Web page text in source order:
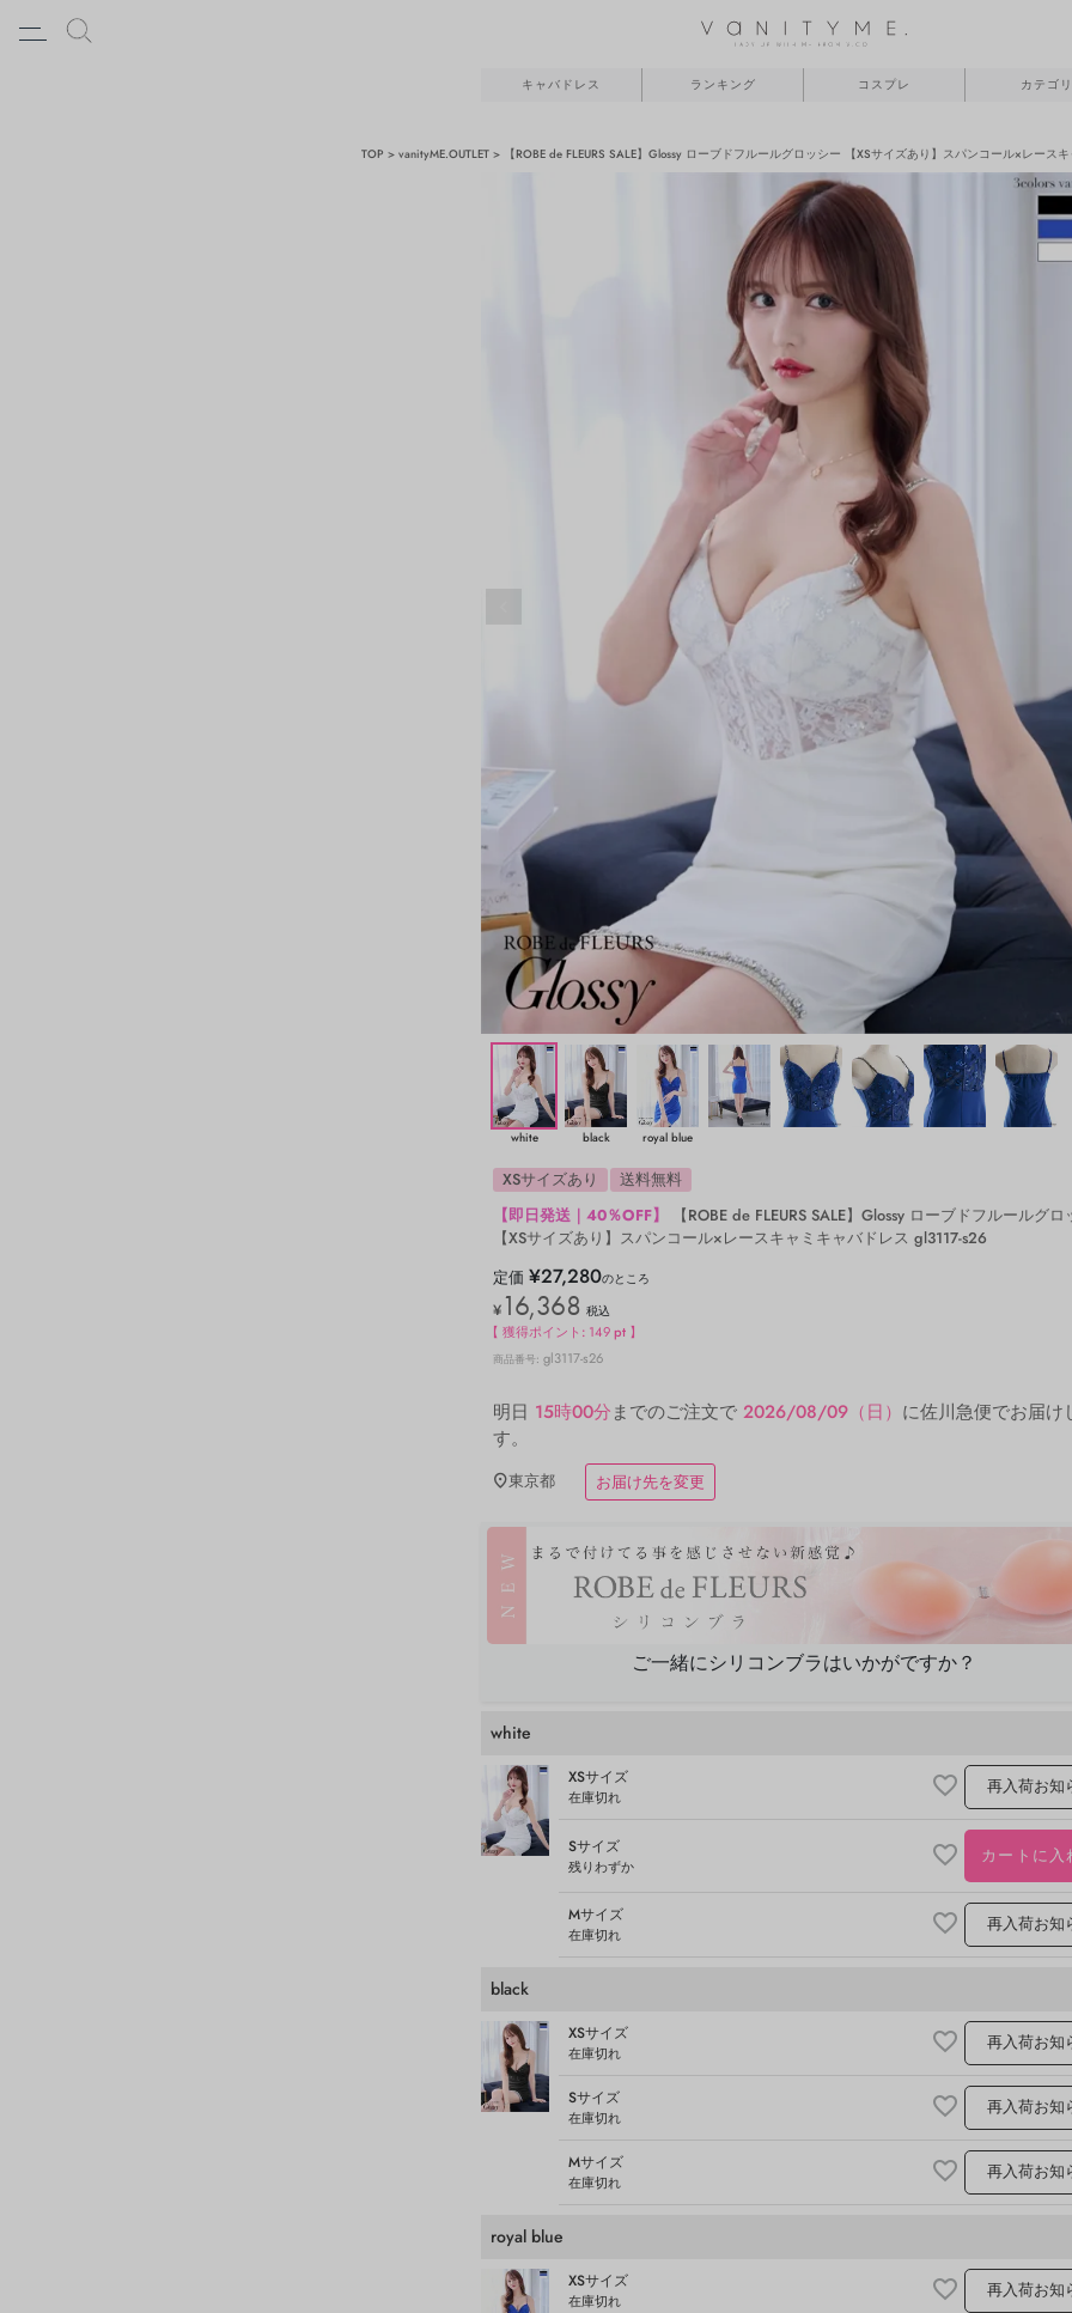
キャバドレス ランキング コスプレ カテゴリ
TOP vanityME.OUTLET 【ROBE de FLEURS SALE】Glossy ローブドフルールグロッシー 【XSサイズあり】スパンコール×レース
white black royal blue
XSサイズあり
送料無料
【即日発送｜40％OFF】
【ROBE de FLEURS SALE】Glossy ローブドフルールグロ
【XSサイズあり】スパンコール×レースキャミキャバドレス gl3117-s26
定価 ¥27,280のところ
¥16,368 税込
【 獲得ポイント: 149pt 】
商品番号 gl3117-s26
明日 15時00分までのご注文で 2026/08/09（日） に佐川急便でお届け
す。
東京都 お届け先を変更
ご一緒にシリコンブラはいかがですか？
white
XSサイズ
在庫切れ 再入荷お知
Sサイズ
残りわずか カートに入
Mサイズ
在庫切れ 再入荷お知
black
XSサイズ
在庫切れ 再入荷お知
Sサイズ
在庫切れ 再入荷お知
Mサイズ
在庫切れ 再入荷お知
royal blue
XSサイズ
在庫切れ 再入荷お知